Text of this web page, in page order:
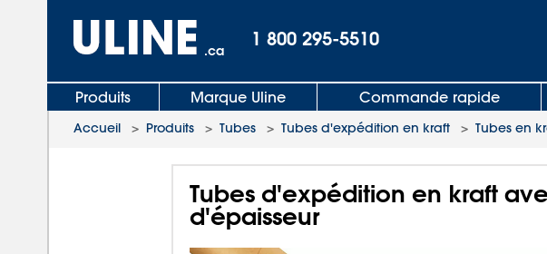
.ca
1 800 295-5510
Produits Marque Uline Commande rapide
Accueil > Produits > Tubes > Tubes d'expédition en kraft > Tubes en
Tubes d'expédition en kraft
d'épaisseur